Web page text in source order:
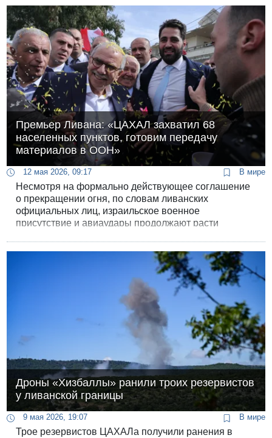
Премьер Ливана: «ЦАХАЛ захватил 68
населенных пунктов, готовим передачу
материалов в ООН»
12 мая 2026, 09:17 В мире
Несмотря на формально действующее соглашение
о прекращении огня, по словам ливанских
официальных лиц, израильское военное
присутствие и авиаудары продолжают расти
последнем заявлении нарисовал мрачную картину
происходящего на юге и востоке страны.
Дроны «Хизбаллы» ранили троих резервистов
у ливанской границы
9 мая 2026, 19:07 В мире
Трое резервистов ЦАХАЛа получили ранения в